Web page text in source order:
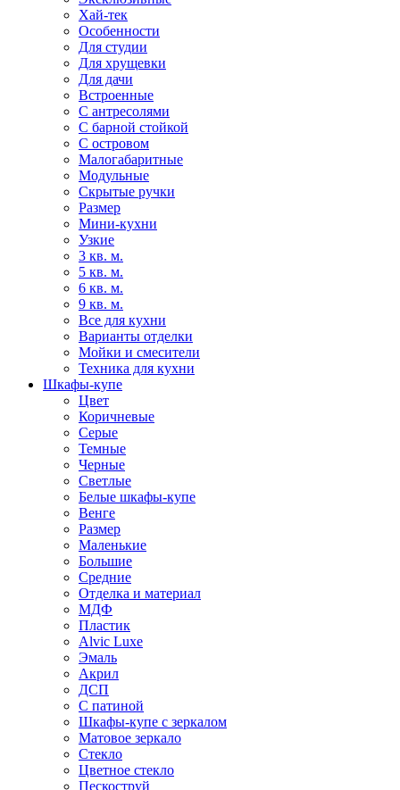
Хай-тек
Особенности
Для студии
Для хрущевки
Для дачи
Встроенные
С антресолями
С барной стойкой
С островом
Малогабаритные
Модульные
Скрытые ручки
Размер
Мини-кухни
Узкие
3 кв. м.
5 кв. м.
6 кв. м.
9 кв. м.
Все для кухни
Варианты отделки
Мойки и смесители
Техника для кухни
Шкафы-купе
Цвет
Коричневые
Серые
Темные
Черные
Светлые
Белые шкафы-купе
Венге
Размер
Маленькие
Большие
Средние
Отделка и материал
МДФ
Пластик
Alvic Luxe
Эмаль
Акрил
ДСП
С патиной
Шкафы-купе с зеркалом
Матовое зеркало
Стекло
Цветное стекло
Пескоструй